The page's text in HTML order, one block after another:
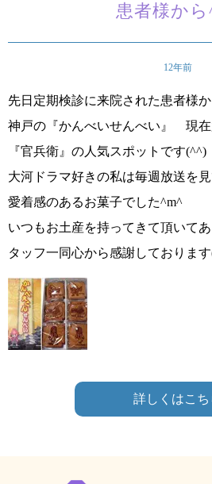
患者様から
12年前
先日定期検診に来院された患者様
神戸の『かんべいせんべい』 現
『官兵衛』の人気スポットです(^^)
大河ドラマ好きの私は毎週放送を
愛着感のあるお菓子でした^m^
いつもお土産を持ってきて頂いて
タッフ一同心から感謝しておりま
詳しくはこち